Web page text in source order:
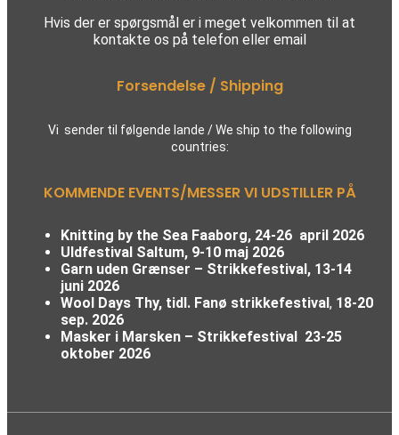
Hvis der er spørgsmål er i meget velkommen til at
kontakte os på telefon eller email
Forsendelse / Shipping
Vi sender til følgende lande / We ship to the following
countries:
KOMMENDE EVENTS/MESSER VI UDSTILLER PÅ
Knitting by the Sea Faaborg, 24-26 april 2026
Uldfestival Saltum, 9-10 maj 2026
Garn uden Grænser – Strikkefestival, 13-14
juni 2026
Wool Days Thy, tidl. Fanø strikkefestival , 18-20
sep. 2026
Masker i Marsken – Strikkefestival
23-25
oktober 2026